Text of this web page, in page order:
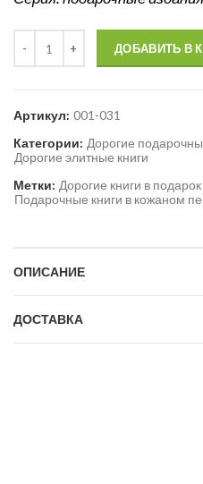
ДОБАВИТЬ В
Артикул: 001-031
Категории: Дорогие
Дорогие элитные книги
Метки: Дорогие книги в подарок
Подарочные книги в кожаном
ОПИСАНИЕ
ДОСТАВКА